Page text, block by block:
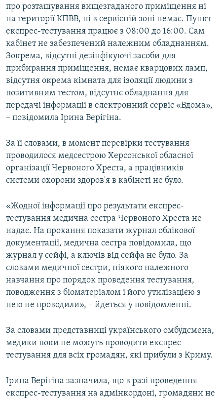
про розташування вищезгаданого приміщення ні
на території КПВВ, ні в сервісній зоні немає. Пункт
експрес-тестування працює з 08:00 до 16:00. Сам
кабінет не забезпечений належним обладнанням.
Зокрема, відсутні дезінфікуючі засоби для
прибирання приміщення, немає кварцових ламп,
відсутня окрема кімната для ізоляції людини з
позитивним тестом, відсутнє обладнання для
передачі інформації в електронний сервіс «Вдома»,
– повідомила Ірина Верігіна.
За її словами, в момент перевірки тестування
проводилося медсестрою Херсонської обласної
організації Червоного Хреста, а працівників
системи охорони здоров'я в кабінеті не було.
«Жодної інформації про результати експрес-
тестування медична сестра Червоного Хреста не
надає. На прохання показати журнал облікової
документації, медична сестра повідомила, що
журнал у сейфі, а ключів від сейфа не було. За
словами медичної сестри, ніякого належного
навчання про порядок проведення тестування,
поводження з біоматеріалом і його утилізацією з
нею не проводили», – йдеться у повідомленні.
За словами представниці українського омбудсмена,
медики поки не можуть проводити експрес-
тестування для всіх громадян, які прибули з Криму.
Ірина Верігіна зазначила, що в разі проведення
експрес-тестування на адмінкордоні, громадяни не